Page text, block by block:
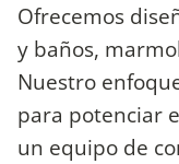
Ofrecemos
y baños,
Nuestro
para potenciar
un equipo de